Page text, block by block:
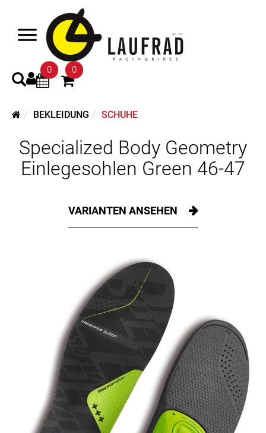
0 0
BEKLEIDUNG SCHUHE
Specialized Body Geometry
Einlegesohlen Green 46-47
VARIANTEN ANSEHEN